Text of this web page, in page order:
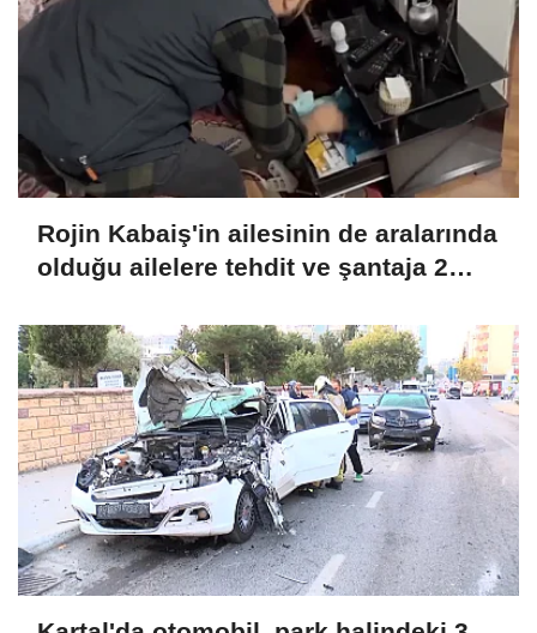
Rojin Kabaiş'in ailesinin de aralarında
olduğu ailelere tehdit ve şantaja 2